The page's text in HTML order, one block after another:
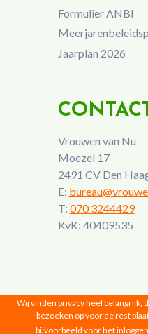
Formulier ANBI
Jaarplan 2026
Vrouwen van Nu
Moezel 17
2491 CV Den
E:
T: 070 3244429
KvK: 40409535
Vrouwen van Nu ©
Wij vinden privacy heel belangrijk,
bezoeken op voor de rest
bijvoorbeeld voor het